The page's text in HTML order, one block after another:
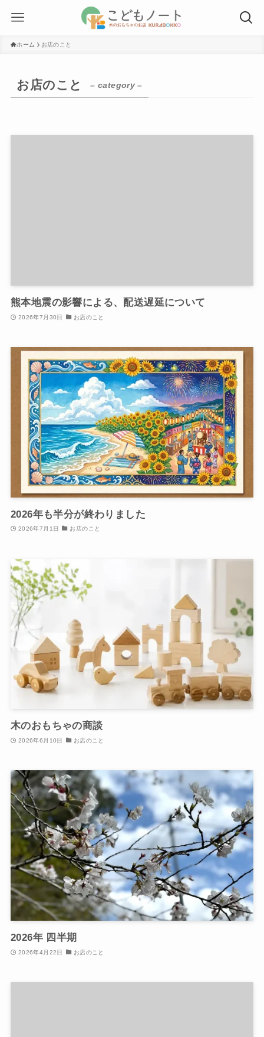
ホーム お店のこと
お店のこと – category –
熊本地震の影響による、配送遅延について
2026年7月30日 お店のこと
2026年も半分が終わりました
2026年7月1日 お店のこと
木のおもちゃの商談
2026年6月10日 お店のこと
2026年 四半期
2026年4月22日 お店のこと